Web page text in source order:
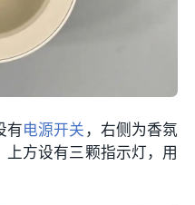
有电源开关 ，右侧为香氛
上方设有三颗指示灯，用